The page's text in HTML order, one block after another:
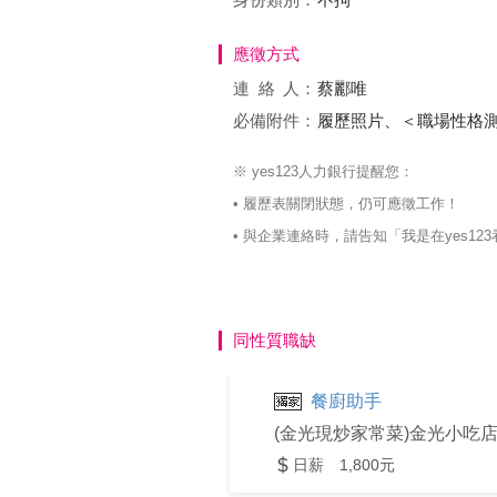
應徵方式
連絡
人： 蔡酈唯
必備附件： 履歷照片、＜職場性格
※ yes123人力銀行提醒您：
• 履歷表關閉狀態，仍可應徵工作！
• 與企業連絡時，請告知「我是在
同性質職缺
餐廚助手
(金光現炒家常菜)金光小吃店
日薪 1,800元